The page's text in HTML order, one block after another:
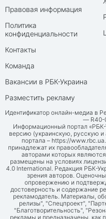
Правовая информация
Политика
конфиденциальности
Контакты
Команда
Вакансии в РБК-Украина
Разместить рекламу
Идентификатор онлайн-медиа в
— R40-
Информационный портал
версию (украинскую, русскую и
портала – https://www.rbc.ua
принадлежат их
авторами которых
размещены на условиях
4.0 International. Редакция РБК-
зрения авторов.
опровержению и
достоверность и содержание
рекламодатель. Материалы,
релизы", "Спецпроект",
"Благотворительность",
рекламы и предназначены, как